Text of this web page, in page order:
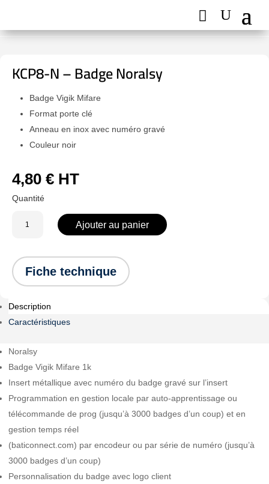
KCP8-N – Badge Noralsy
Badge Vigik Mifare
Format porte clé
Anneau en inox avec numéro gravé
Couleur noir
4,80 € HT
N
Badge
Ajouter au panier
Fiche technique
Description
Caractéristiques
Noralsy
Badge Vigik Mifare 1k
Insert métallique avec numéro du badge gravé sur l’insert
Programmation en gestion locale par auto-apprentissage ou
télécommande de prog (jusqu’à 3000 badges d’un coup) et en
gestion temps réel
(baticonnect.com) par encodeur ou par série de numéro (jusqu’à
3000 badges d’un coup)
Personnalisation du badge avec logo client